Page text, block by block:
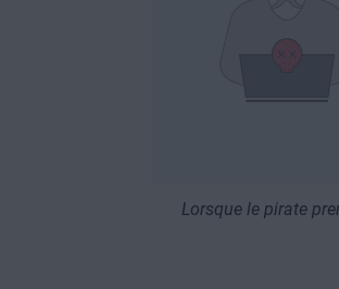
Lorsque le pirate